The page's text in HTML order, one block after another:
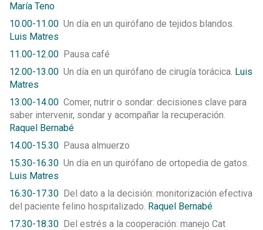
María Teno
10.00-11.00 Un día en un quirófano de tejidos blandos.
Luis Matres
11.00-12.00 Pausa café
12.00-13.00 Un día en un quirófano de cirugía torácica. Luis
Matres
13.00-14.00 Comer, nutrir o sondar: decisiones clave para
saber intervenir, sondar y acompañar la recuperación.
Raquel Bernabé
14.00-15.30 Pausa almuerzo
15.30-16.30 Un día en un quirófano de ortopedia de gatos.
Luis Matres
16.30-17.30 Del dato a la decisión: monitorización efectiva
del paciente felino hospitalizado. Raquel Bernabé
17.30-18.30 Del estrés a la cooperación: manejo Cat